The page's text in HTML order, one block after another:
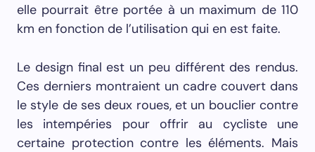
elle pourrait être portée à un maximum de 110
km en fonction de l’utilisation qui en est faite.
Le design final est un peu différent des rendus.
Ces derniers montraient un cadre couvert dans
le style de ses deux roues, et un bouclier contre
les intempéries pour offrir au cycliste une
certaine protection contre les éléments. Mais